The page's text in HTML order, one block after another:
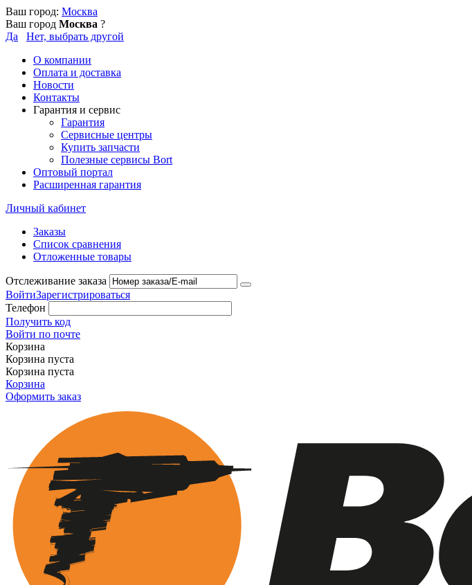
Ваш город: Москва
Ваш город Москва ?
Да
Нет, выбрать другой
О компании
Оплата и доставка
Новости
Контакты
Гарантия и сервис
Гарантия
Сервисные центры
Купить запчасти
Полезные сервисы Bort
Оптовый портал
Расширенная гарантия
Личный кабинет
Заказы
Список сравнения
Отложенные товары
Отслеживание заказа
ВойтиЗарегистрироваться
Телефон
Получить код
Войти по почте
Корзина
Корзина пуста
Корзина пуста
Корзина
Оформить заказ